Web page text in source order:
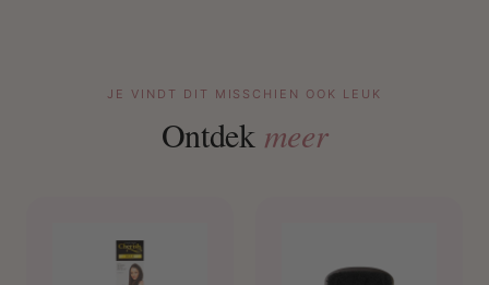
JE VINDT DIT MISSCHIEN OOK LEUK
Ontdek meer